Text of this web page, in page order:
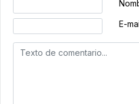
E-